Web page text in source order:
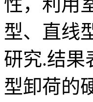
摘要/
摘要：为